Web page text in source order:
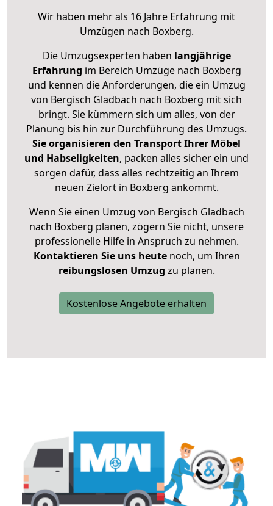
Wir haben mehr als 16 Jahre Erfahrung mit
Umzügen nach Boxberg.
Die Umzugsexperten haben langjährige
Erfahrung im Bereich Umzüge nach Boxberg
und kennen die Anforderungen, die ein Umzug
von Bergisch Gladbach nach Boxberg mit sich
bringt. Sie kümmern sich um alles, von der
Planung bis hin zur Durchführung des Umzugs.
Sie organisieren den Transport Ihrer Möbel
und Habseligkeiten, packen alles sicher ein und
sorgen dafür, dass alles rechtzeitig an Ihrem
neuen Zielort in Boxberg ankommt.
Wenn Sie einen Umzug von Bergisch Gladbach
nach Boxberg planen, zögern Sie nicht, unsere
professionelle Hilfe in Anspruch zu nehmen.
Kontaktieren Sie uns heutenoch, um Ihren
reibungslosen Umzug zu planen.
Kostenlose Angebote erhalten